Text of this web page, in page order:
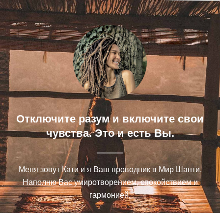
Отключите разум и включите свои
чувства. Это и есть Вы.
Меня зовут Кати и я Ваш проводник в Мир Шанти.
Наполню Вас умиротворением, спокойствием и
гармонией.